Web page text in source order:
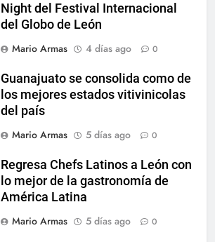
Night del Festival Internacional
del Globo de León
Mario Armas
4 días ago 0
Guanajuato se consolida como de
los mejores estados vitivinicolas
del país
Mario Armas
5 días ago 0
Regresa Chefs Latinos a León con
lo mejor de la gastronomía de
América Latina
Mario Armas
5 días ago 0